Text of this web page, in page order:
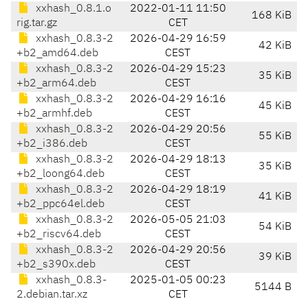
xxhash_0.8.1.o
rig.tar.gz
2022-01-11 11:50
CET
168 KiB
xxhash_0.8.3-2
+b2_amd64.deb
2026-04-29 16:59
CEST
42 KiB
xxhash_0.8.3-2
+b2_arm64.deb
2026-04-29 15:23
CEST
35 KiB
xxhash_0.8.3-2
+b2_armhf.deb
2026-04-29 16:16
CEST
45 KiB
xxhash_0.8.3-2
+b2_i386.deb
2026-04-29 20:56
CEST
55 KiB
xxhash_0.8.3-2
+b2_loong64.deb
2026-04-29 18:13
CEST
35 KiB
xxhash_0.8.3-2
+b2_ppc64el.deb
2026-04-29 18:19
CEST
41 KiB
xxhash_0.8.3-2
+b2_riscv64.deb
2026-05-05 21:03
CEST
54 KiB
xxhash_0.8.3-2
+b2_s390x.deb
2026-04-29 20:56
CEST
39 KiB
xxhash_0.8.3-
2.debian.tar.xz
2025-01-05 00:23
CET
5144 B